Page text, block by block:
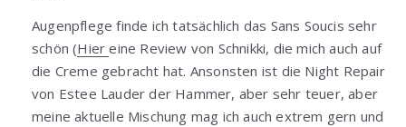
Augenpflege finde ich tatsächlich das Sans Soucis sehr
schön (Hiereine Review von Schnikki, die mich auch auf
die Creme gebracht hat. Ansonsten ist die Night Repair
von Estee Lauder der Hammer, aber sehr teuer, aber
meine aktuelle Mischung mag ich auch extrem gern und